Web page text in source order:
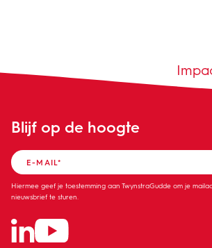
Blijf op de hoogte
Hiermee geef je toestemming aan TwynstraGudde om je
nieuwsbrief te sturen.